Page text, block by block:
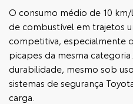
O consumo médio de 10
de combustível em trajetos
competitiva, especialmente
picapes da mesma
durabilidade, mesmo sob
sistemas de segurança
carga.